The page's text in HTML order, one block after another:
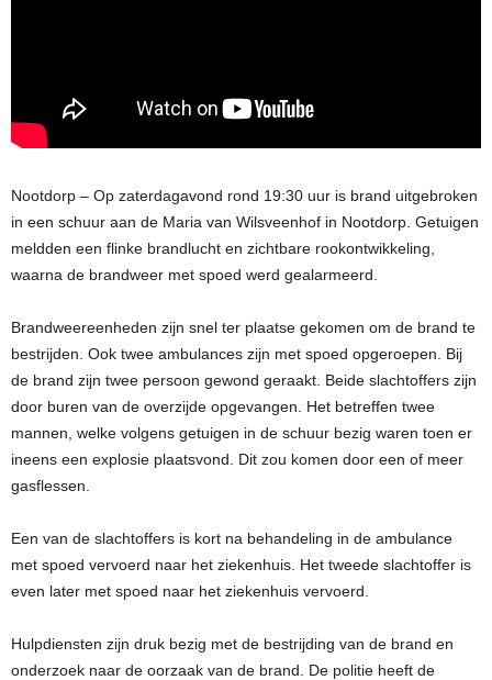
Nootdorp – Op zaterdagavond rond 19:30 uur is brand uitgebroken
in een schuur aan de Maria van Wilsveenhof in Nootdorp. Getuigen
meldden een flinke brandlucht en zichtbare rookontwikkeling,
waarna de brandweer met spoed werd gealarmeerd.
Brandweereenheden zijn snel ter plaatse gekomen om de brand te
bestrijden. Ook twee ambulances zijn met spoed opgeroepen. Bij
de brand zijn twee persoon gewond geraakt. Beide slachtoffers zijn
door buren van de overzijde opgevangen. Het betreffen twee
mannen, welke volgens getuigen in de schuur bezig waren toen er
ineens een explosie plaatsvond. Dit zou komen door een of meer
gasflessen.
Een van de slachtoffers is kort na behandeling in de ambulance
met spoed vervoerd naar het ziekenhuis. Het tweede slachtoffer is
even later met spoed naar het ziekenhuis vervoerd.
Hulpdiensten zijn druk bezig met de bestrijding van de brand en
onderzoek naar de oorzaak van de brand. De politie heeft de